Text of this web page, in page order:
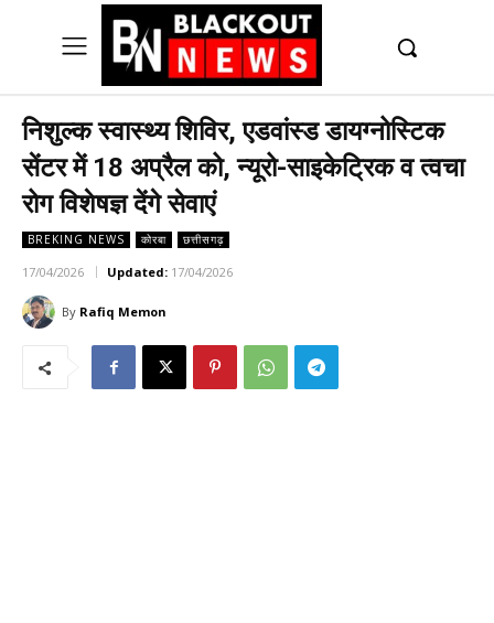
निशुल्क स्वास्थ्य शिविर, एडवांस्ड डायग्नोस्टिक
सेंटर में 18 अप्रैल को, न्यूरो-साइकेट्रिक व त्वचा
रोग विशेषज्ञ देंगे सेवाएं
BREKING NEWS कोरबा छत्तीसगढ़
17/04/2026 Updated: 17/04/2026
By Rafiq Memon